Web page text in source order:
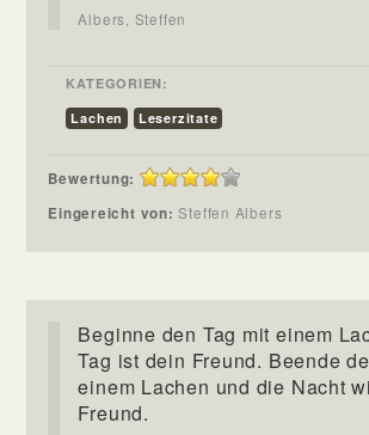
Albers, Steffen
KATEGORIEN:
Lachen
Leserzitate
Bewertung:
Eingereicht von:Steffen Albers
Beginne den Tag mit einem
Tag ist dein Freund. Beende
einem Lachen und die Nacht
Freund.